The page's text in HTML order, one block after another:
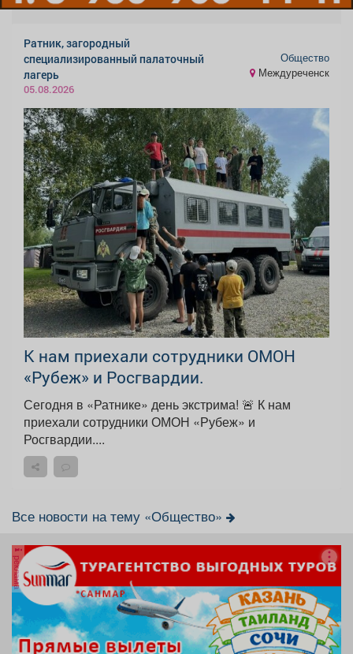
Ратник, загородный
специализированный палаточный
лагерь
05.08.2026
Общество
Междуреченск
К нам приехали сотрудники ОМОН
«Рубеж» и Росгвардии.
Сегодня в «Ратнике» день экстрима! 🚨 К нам
приехали сотрудники ОМОН «Рубеж» и
Росгвардии....
Все новости на тему «Общество»
реклама